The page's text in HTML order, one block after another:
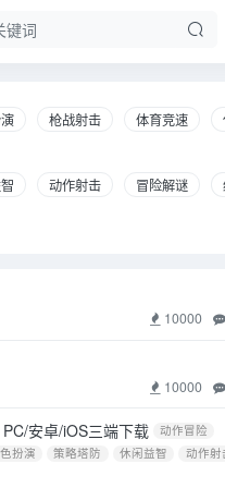
枪战射击 体育竞速
动作射击 冒险解谜
10000
10000
安卓/iOS三端下载
动作冒险
扮演 策略塔防 休闲益智 动作射